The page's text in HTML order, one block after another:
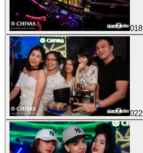
018
022